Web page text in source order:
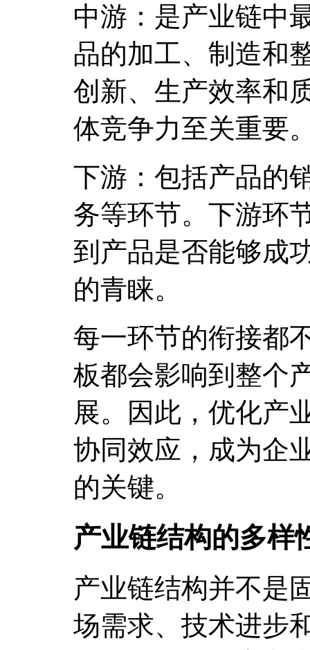
中游：是产业链中
品的加工、制造和
创新、生产效率和
体竞争力至关重要
下游：包括产品的
务等环节。下游环
到产品是否能够成
的青睐。
每一环节的衔接都
板都会影响到整个
展。因此，优化产
协同效应，成为企
的关键。
产业链结构的多样
产业链结构并不是
场需求、技术进步